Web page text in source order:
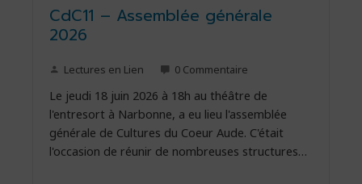
CdC11 – Assemblée générale
2026
Lectures en Lien 0 Commentaire
Le jeudi 18 juin 2026 à 18h au théâtre de
l'entresort à Narbonne, a eu lieu l'assemblée
générale de Cultures du Coeur Aude. C'était
l'occasion de réunir de nombreuses structures…